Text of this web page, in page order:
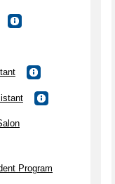
Program